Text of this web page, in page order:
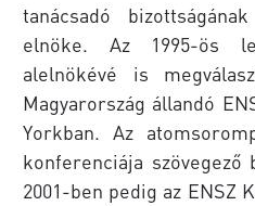
tanácsadó
elnöke. Az 1995-ös
alelnökévé is
Magyarország állandó
Yorkban. Az
konferenciája szövegező
2001-ben pedig az ENSZ